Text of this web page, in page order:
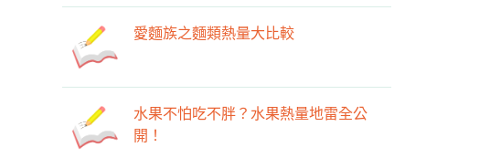
愛麵族之麵類熱量大比較
水果不怕吃不胖？水果熱量地雷全公
開！